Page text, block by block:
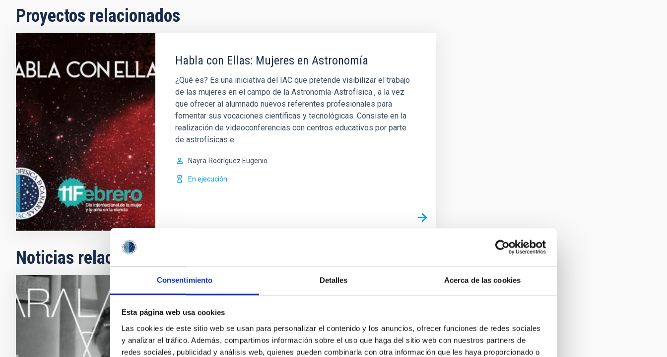
Consentimiento Detalles Acerca de las cookies
Esta página web usa cookies
Las cookies de este sitio web se usan para personalizar el contenido y los anuncios, ofrecer funciones de redes sociales
y analizar el tráfico. Además, compartimos información sobre el uso que haga del sitio web con nuestros partners de
redes sociales, publicidad y análisis web, quienes pueden combinarla con otra información que les haya proporcionado o
Proyectos relacionados
Habla con Ellas: Mujeres en Astronomía
¿Qué es? Es una iniciativa del IAC que pretende visibilizar el trabajo
de las mujeres en el campo de la Astronomía-Astrofísica , a la vez
que ofrecer al alumnado nuevos referentes profesionales para
fomentar sus vocaciones científicas y tecnológicas. Consiste en la
realización de videoconferencias con centros educativos por parte
de astrofísicas e
Nayra Rodríguez Eugenio
En ejecución
Noticias relacionadas
Revista especial sobre “Mujeres en Astronomía”
El último número de la revista "Paralajes", del Instituto de Astrofísica
de Canarias (IAC), aborda el papel de las mujeres en la Astronomía